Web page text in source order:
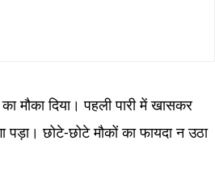
मौका दिया। पहली पारी में खासकर
पड़ा। छोटे-छोटे मौकों का फायदा न उठा